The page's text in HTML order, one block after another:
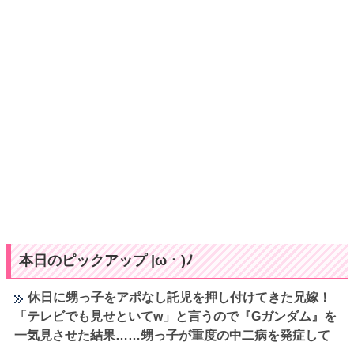
本日のピックアップ |ω・)ﾉ
休日に甥っ子をアポなし託児を押し付けてきた兄嫁！
「テレビでも見せといてw」と言うので『Gガンダム』を
一気見させた結果……甥っ子が重度の中二病を発症して